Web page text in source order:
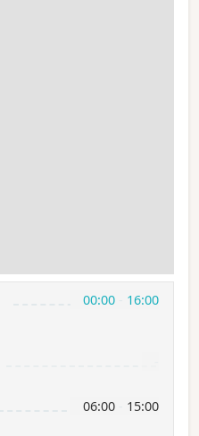
00:00 16:00
06:00 15:00